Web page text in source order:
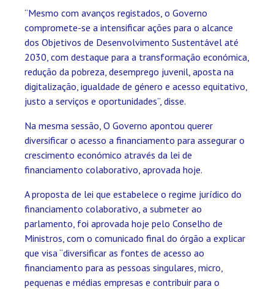
“Mesmo com avanços registados, o Governo
compromete-se a intensificar ações para o alcance
dos Objetivos de Desenvolvimento Sustentável até
2030, com destaque para a transformação económica,
redução da pobreza, desemprego juvenil, aposta na
digitalização, igualdade de género e acesso equitativo,
justo a serviços e oportunidades”, disse.
Na mesma sessão, O Governo apontou querer
diversificar o acesso a financiamento para assegurar o
crescimento económico através da lei de
financiamento colaborativo, aprovada hoje.
A proposta de lei que estabelece o regime jurídico do
financiamento colaborativo, a submeter ao
parlamento, foi aprovada hoje pelo Conselho de
Ministros, com o comunicado final do órgão a explicar
que visa “diversificar as fontes de acesso ao
financiamento para as pessoas singulares, micro,
pequenas e médias empresas e contribuir para o